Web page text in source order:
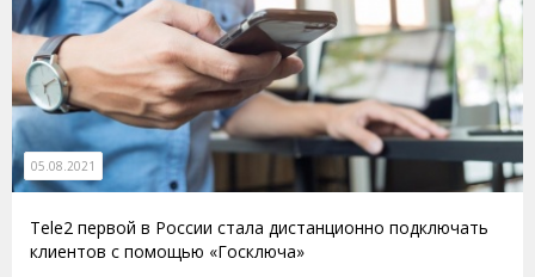
05.08.2021
Tele2 первой в России стала дистанционно подключать
клиентов с помощью «Госключа»